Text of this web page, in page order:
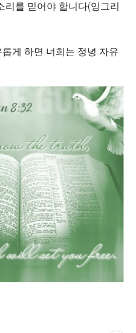
리를 믿어야 합니다(잉그리
게 하면 너희는 정녕 자유